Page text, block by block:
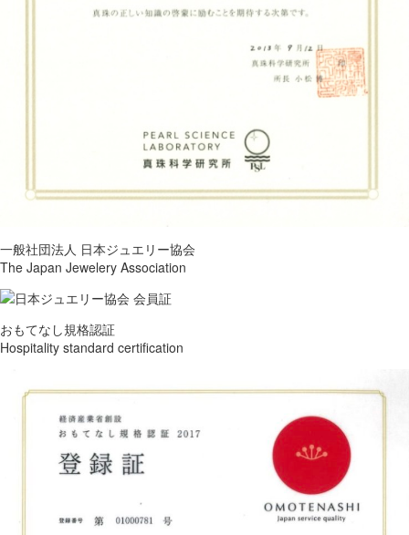
一般社団法人 日本ジュエリー協会
The Japan Jewelery Association
おもてなし規格認証
Hospitality standard certification